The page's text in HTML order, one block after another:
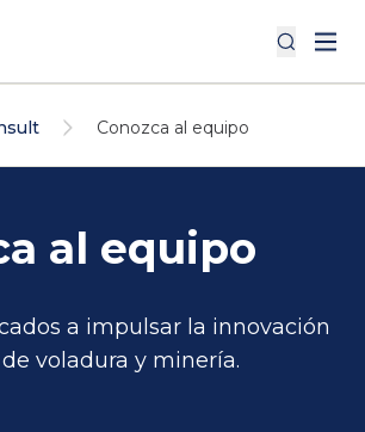
Conozca al equipo
al equipo
a impulsar la innovación
voladura y minería.